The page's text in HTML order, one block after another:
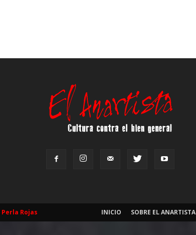
INICIO SOBRE EL ANARTISTA
Perla Rojas